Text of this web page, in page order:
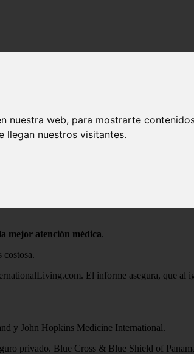
nuestra web, para mostrarte
llegan nuestros visitantes.
mejor atención médica.
costosa.
El informe asegura, que al
y John Hopkins Medicine International.
privado. Blue Cross & Blue Shield of